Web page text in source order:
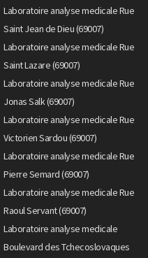
Laboratoire analyse medicale Rue
Saint Jean de Dieu (69007)
Laboratoire analyse medicale Rue
Saint Lazare (69007)
Laboratoire analyse medicale Rue
Jonas Salk (69007)
Laboratoire analyse medicale Rue
Victorien Sardou (69007)
Laboratoire analyse medicale Rue
Pierre Semard (69007)
Laboratoire analyse medicale Rue
Raoul Servant (69007)
Laboratoire analyse medicale
Boulevard des Tchecoslovaques